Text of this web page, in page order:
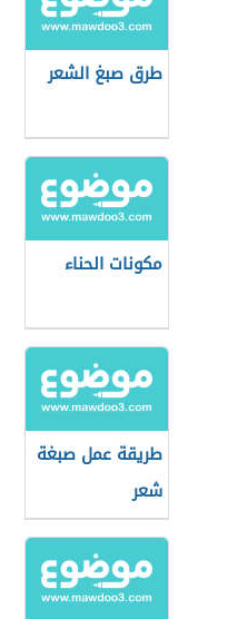
طرق صبغ الشعر
مكونات الحناء
طريقة عمل صبغة
شعر